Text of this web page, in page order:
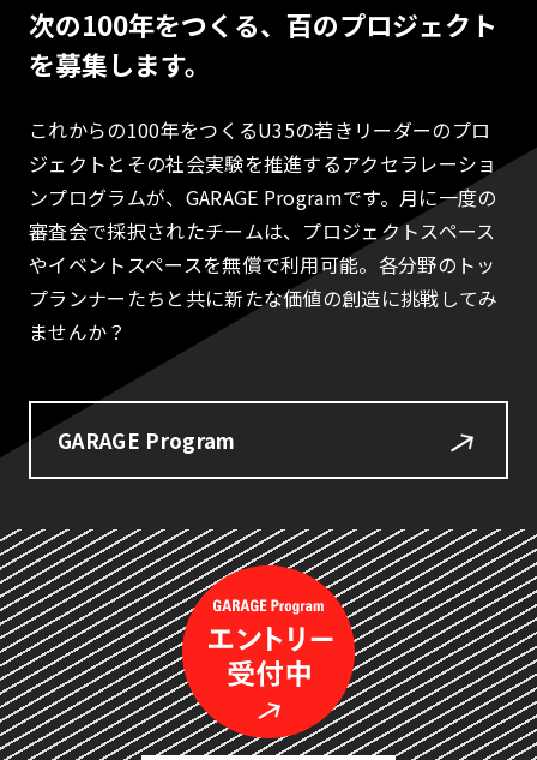
次の100年をつくる、百のプロジェクト
を募集します。
これからの100年をつくるU35の若きリーダーのプロ
ジェクトとその社会実験を推進するアクセラレーショ
ンプログラムが、GARAGE Programです。月に一度の
審査会で採択されたチームは、プロジェクトスペース
やイベントスペースを無償で利用可能。各分野のトッ
プランナーたちと共に新たな価値の創造に挑戦してみ
ませんか？
GARAGE Program